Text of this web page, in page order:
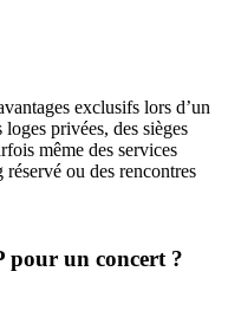
exclusifs lors d’un
privées, des sièges
même des services
ou des rencontres
pour un concert ?